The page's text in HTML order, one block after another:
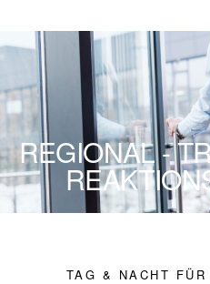
REGIONAL -
TAG & NACHT